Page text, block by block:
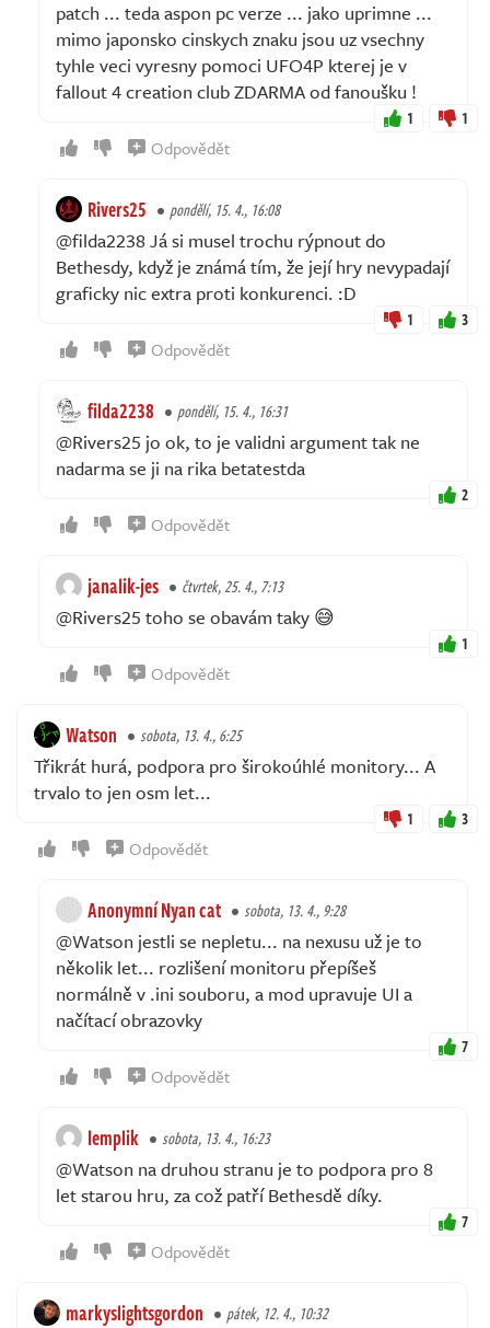
patch ... teda aspon pc verze ... jako uprimne ...
mimo japonsko cinskych znaku jsou uz vsechny
tyhle veci vyresny pomoci UFO4P kterej je v
fallout 4 creation club ZDARMA od fanoušku !
1 1
Odpovědět
Rivers25 pondělí, 15. 4., 16:08
@filda2238 Já si musel trochu rýpnout do
Bethesdy, když je známá tím, že její hry nevypadají
graficky nic extra proti konkurenci. :D
1 3
Odpovědět
filda2238 pondělí, 15. 4., 16:31
@Rivers25 jo ok, to je validni argument tak ne
nadarma se ji na rika betatestda
2
Odpovědět
janalik-jes čtvrtek, 25. 4., 7:13
@Rivers25 toho se obavám taky 😅
1
Odpovědět
Watson sobota, 13. 4., 6:25
Třikrát hurá, podpora pro širokoúhlé monitory... A
trvalo to jen osm let...
1 3
Odpovědět
Anonymní Nyan cat sobota, 13. 4., 9:28
@Watson jestli se nepletu... na nexusu už je to
několik let... rozlišení monitoru přepíšeš
normálně v .ini souboru, a mod upravuje UI a
načítací obrazovky
7
Odpovědět
lemplik sobota, 13. 4., 16:23
@Watson na druhou stranu je to podpora pro 8
let starou hru, za což patří Bethesdě díky.
7
Odpovědět
markyslightsgordon pátek, 12. 4., 10:32